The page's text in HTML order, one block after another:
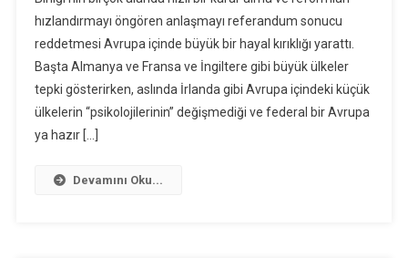
hızlandırmayı öngören anlaşmayı referandum sonucu
reddetmesi Avrupa içinde büyük bir hayal kırıklığı yarattı.
Başta Almanya ve Fransa ve İngiltere gibi büyük ülkeler
tepki gösterirken, aslında İrlanda gibi Avrupa içindeki küçük
ülkelerin “psikolojilerinin” değişmediği ve federal bir Avrupa
ya hazır […]
Devamını Oku...